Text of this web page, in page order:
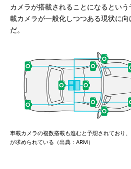
カメラが搭載されることになるとい
載カメラが一般化しつつある現状に
だ。
車載カメラの複数搭載も進むと予想されており
が求められている（出典：ARM）